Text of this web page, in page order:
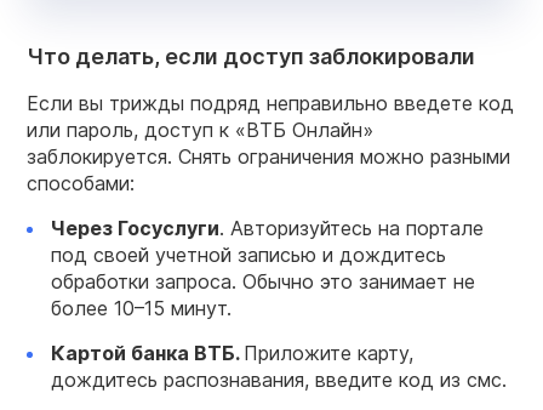
Что делать, если доступ заблокировали
Если вы трижды подряд неправильно введете код
или пароль, доступ к «ВТБ Онлайн»
заблокируется. Снять ограничения можно разными
способами:
Через Госуслуги. Авторизуйтесь на портале
под своей учетной записью и дождитесь
обработки запроса. Обычно это занимает не
более 10–15 минут.
Картой банка ВТБ. Приложите карту,
дождитесь распознавания, введите код из смс.